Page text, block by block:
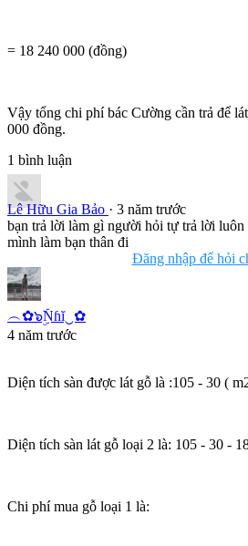
= 18 240 000 (đồng)
Vậy tổng chi phí bác Cường cần trả để
000 đồng.
1 bình luận
Lê Hữu Gia Bảo · 3 năm trước
bạn trả lời làm gì người hỏi tự trả lời
mình làm bạn thân đi
Đăng nhập để hỏi
︵✿๖ۣۜNɦĭ‿✿
4 năm trước
Diện tích sàn được lát gỗ là :105 - 30 (
Diện tích sàn lát gỗ loại 2 là: 105 - 30 -
Chi phí mua gỗ loại 1 là: